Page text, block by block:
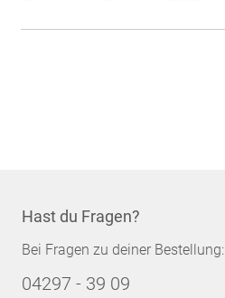
Hast du Fragen?
Bei Fragen zu deiner Bestellung:
04297 - 39 09